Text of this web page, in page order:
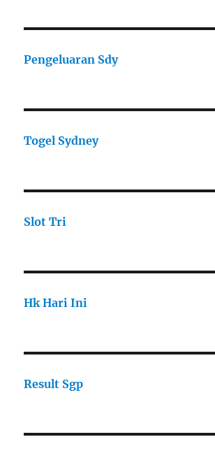
Pengeluaran Sdy
Togel Sydney
Slot Tri
Hk Hari Ini
Result Sgp